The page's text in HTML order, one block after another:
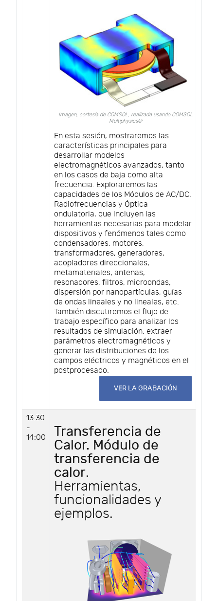
Imagen, cortesía de COMSOL, realizada usando COMSOL
Multiphysics®
En esta sesión, mostraremos las
características principales para
desarrollar modelos
electromagnéticos avanzados, tanto
en los casos de baja como alta
frecuencia. Exploraremos las
capacidades de los Módulos de AC/DC,
Radiofrecuencias y Óptica
ondulatoria, que incluyen las
herramientas necesarias para modelar
dispositivos y fenómenos tales como
condensadores, motores,
transformadores, generadores,
acopladores direccionales,
metamateriales, antenas,
resonadores, filtros, microondas,
dispersión por nanopartículas, guías
de ondas lineales y no lineales, etc.
También discutiremos el flujo de
trabajo específico para analizar los
resultados de simulación, extraer
parámetros electromagnéticos y
generar las distribuciones de los
campos eléctricos y magnéticos en el
postprocesado.
VER LA GRABACIÓN
13:30
-
14:00
Transferencia de
Calor. Módulo de
transferencia de
calor.
Herramientas,
funcionalidades y
ejemplos.